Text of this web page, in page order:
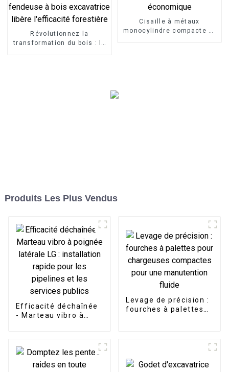
Révolutionnez la
transformation du bois : la
Cisaille à métaux
monocylindre compacte et
Produits Les Plus Vendus
Efficacité déchaînée
- Marteau vibro à
les services publics
Levage de précision :
fourches à palettes